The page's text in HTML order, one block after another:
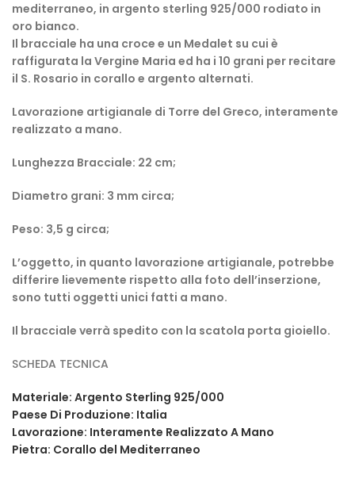
mediterraneo, in argento sterling 925/000 rodiato in
oro bianco.
Il bracciale ha una croce e un Medalet su cui è
raffigurata la Vergine Maria ed ha i 10 grani per recitare
il S. Rosario in corallo e argento alternati.
Lavorazione artigianale di Torre del Greco, interamente
realizzato a mano.
Lunghezza Bracciale: 22 cm;
Diametro grani: 3 mm circa;
Peso: 3,5 g circa;
L’oggetto, in quanto lavorazione artigianale, potrebbe
differire lievemente rispetto alla foto dell’inserzione,
sono tutti oggetti unici fatti a mano.
Il bracciale verrà spedito con la scatola porta gioiello.
SCHEDA TECNICA
Materiale: Argento Sterling 925/000
Paese Di Produzione: Italia
Lavorazione: Interamente Realizzato A Mano
Pietra: Corallo del Mediterraneo